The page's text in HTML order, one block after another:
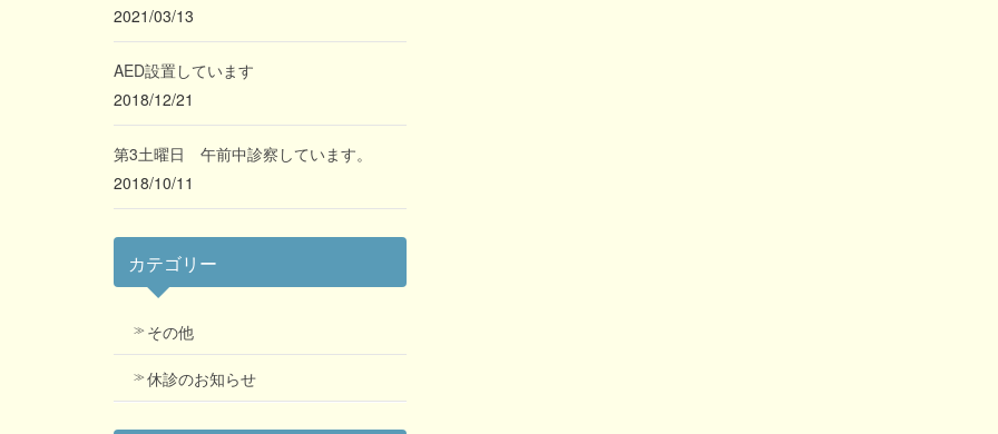
2021/03/13
AED設置しています
2018/12/21
第3土曜日 午前中診察しています。
2018/10/11
カテゴリー
その他
休診のお知らせ